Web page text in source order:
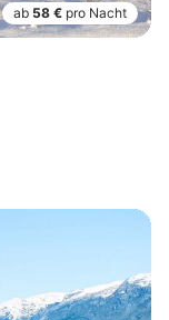
ab 58 € pro Nacht